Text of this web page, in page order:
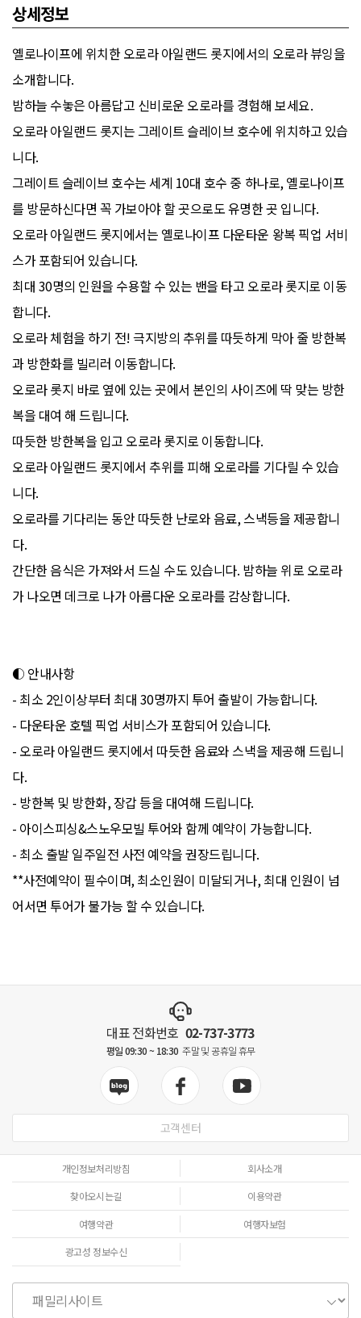
상세정보
옐로나이프에 위치한 오로라 아일랜드 롯지에서의 오로라 뷰잉을
소개합니다.
밤하늘 수놓은 아름답고 신비로운 오로라를 경험해 보세요.
오로라 아일랜드 롯지는 그레이트 슬레이브 호수에 위치하고 있습
니다.
그레이트 슬레이브 호수는 세계 10대 호수 중 하나로, 옐로나이프
를 방문하신다면 꼭 가보아야 할 곳으로도 유명한 곳 입니다.
오로라 아일랜드 롯지에서는 옐로나이프 다운타운 왕복 픽업 서비
스가 포함되어 있습니다.
최대 30명의 인원을 수용할 수 있는 밴을 타고 오로라 롯지로 이동
합니다.
오로라 체험을 하기 전! 극지방의 추위를 따듯하게 막아 줄 방한복
과 방한화를 빌리러 이동합니다.
오로라 롯지 바로 옆에 있는 곳에서 본인의 사이즈에 딱 맞는 방한
복을 대여 해 드립니다.
따듯한 방한복을 입고 오로라 롯지로 이동합니다.
오로라 아일랜드 롯지에서 추위를 피해 오로라를 기다릴 수 있습
니다.
오로라를 기다리는 동안 따듯한 난로와 음료, 스낵등을 제공합니
다.
간단한 음식은 가져와서 드실 수도 있습니다. 밤하늘 위로 오로라
가 나오면 데크로 나가 아름다운 오로라를 감상합니다.
◐ 안내사항
- 최소 2인이상부터 최대 30명까지 투어 출발이 가능합니다.
- 다운타운 호텔 픽업 서비스가 포함되어 있습니다.
- 오로라 아일랜드 롯지에서 따듯한 음료와 스낵을 제공해 드립니
다.
- 방한복 및 방한화, 장갑 등을 대여해 드립니다.
- 아이스피싱&스노우모빌 투어와 함께 예약이 가능합니다.
- 최소 출발 일주일전 사전 예약을 권장드립니다.
**사전예약이 필수이며, 최소인원이 미달되거나, 최대 인원이 넘
어서면 투어가 불가능 할 수 있습니다.
대표 전화번호 02-737-3773
평일 09:30 ~ 18:30 주말 및 공휴일 휴무
고객센터
개인정보처리방침 회사소개
찾아오시는길 이용약관
여행약관 여행자보험
광고성 정보수신